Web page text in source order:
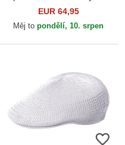
EUR 64,95
Měj to pondělí, 10. srpen